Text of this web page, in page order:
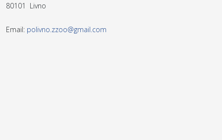
80101 Livno
Email: polivno.zzoo@gmail.com